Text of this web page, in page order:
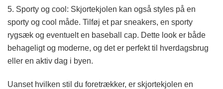
5. Sporty og cool: Skjortekjolen kan også styles på en
sporty og cool måde. Tilføj et par sneakers, en sporty
rygsæk og eventuelt en baseball cap. Dette look er både
behageligt og moderne, og det er perfekt til hverdagsbrug
eller en aktiv dag i byen.
Uanset hvilken stil du foretrækker, er skjortekjolen en